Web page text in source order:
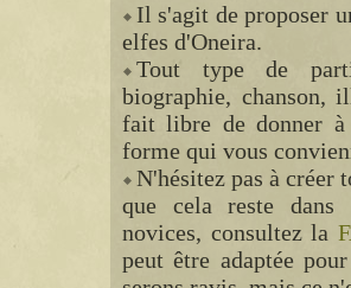
Il s'agit de proposer
elfes d'Oneira.
Tout type de
biographie, chanson,
fait libre de donner
forme qui vous
N'hésitez pas à créer
que cela reste dans
novices, consultez la
peut être adaptée